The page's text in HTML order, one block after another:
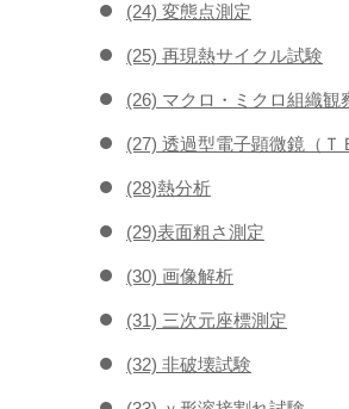
(24) 変態点測定
(25) 再現熱サイクル試験
(26) マクロ・ミクロ組織観
(27) 透過型電子顕微鏡（Ｔ
(28)熱分析
(29)表面粗さ測定
(30) 画像解析
(31) 三次元座標測定
(32) 非破壊試験